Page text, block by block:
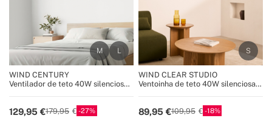
WIND CENTURY
Ventilador de teto 40W silencioso,
129,95 179,95 27
WIND CLEAR STUDIO
Ventoinha de teto 40W silenciosa
89,95 109,95 18